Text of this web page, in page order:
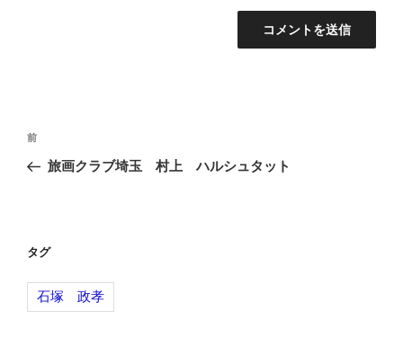
投
ナ
ー
シ
ョ
前
の
前
旅画クラブ埼玉 村上 ハルシュタット
タグ
石塚 政孝